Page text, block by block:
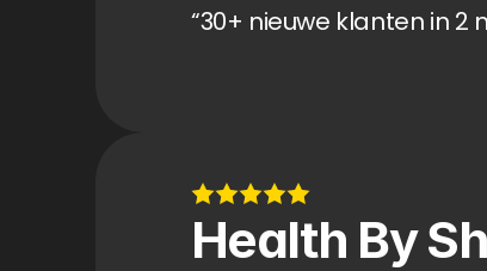
“30+ nieuwe klanten in 2
Health By